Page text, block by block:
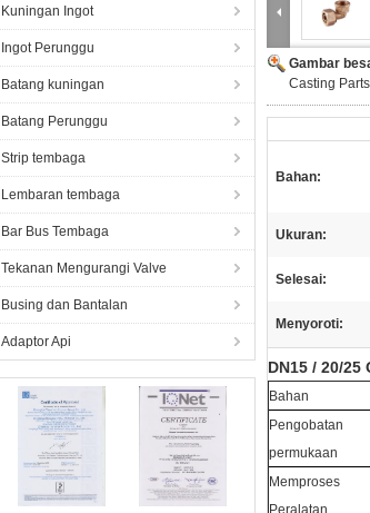
Kuningan Ingot
Ingot Perunggu
Batang kuningan
Batang Perunggu
Strip tembaga
Lembaran tembaga
Bar Bus Tembaga
Tekanan Mengurangi Valve
Busing dan Bantalan
Adaptor Api
Gambar
Casting
Bahan:
Ukuran:
Selesai:
Menyoroti:
DN15 / 20/
Bahan
Pengobatan
permukaan
Memproses
Peralatan